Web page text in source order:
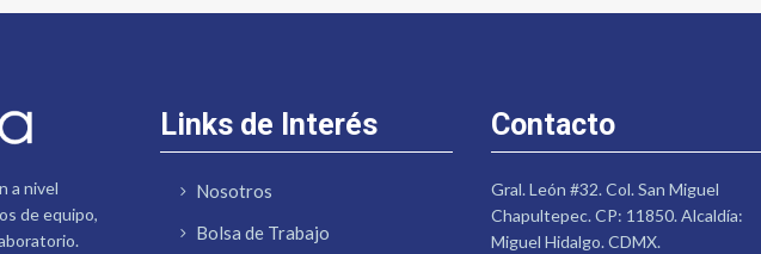
a nivel
de equipo,
Links de Interés
Nosotros
Bolsa de Trabajo
Contacto
Gral. León #32. Col. San Miguel
Chapultepec. CP: 11850. Alcaldía:
Miguel Hidalgo. CDMX.